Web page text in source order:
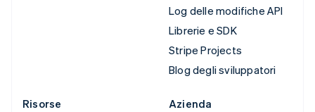
Log delle modifiche API
Librerie e SDK
Stripe Projects
Blog degli sviluppatori
Risorse
Azienda